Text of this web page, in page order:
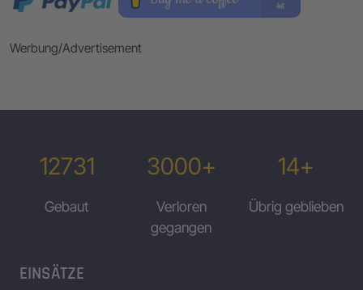
Werbung/Advertisement
12731
Gebaut
3000+
Verloren
gegangen
14+
Übrig geblieben
EINSÄTZE